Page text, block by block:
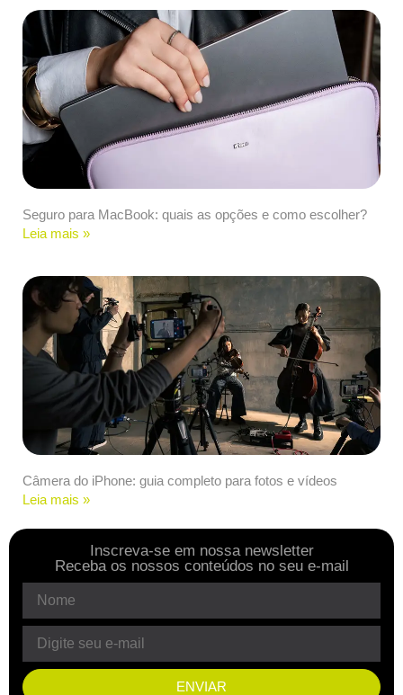
Seguro para MacBook: quais as opções e como escolher?
Leia mais »
Câmera do iPhone: guia completo para fotos e vídeos
Leia mais »
Inscreva-se em nossa newsletter
Receba os nossos conteúdos no seu e-mail
ENVIAR